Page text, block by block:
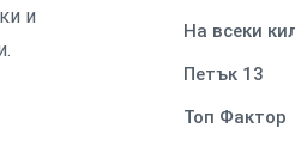
и
На всеки
Петък 13
Топ Фактор